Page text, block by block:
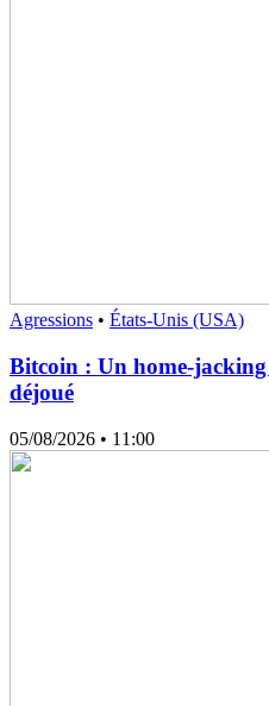
Agressions • États-Unis (USA)
Bitcoin : Un home-
déjoué
05/08/2026 • 11:00